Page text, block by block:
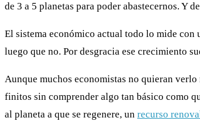
de 3 a 5 planetas para poder abastecernos. Y
El sistema económico actual todo lo mide con
luego que no. Por desgracia ese crecimiento
Aunque muchos economistas no quieran
finitos sin comprender algo tan básico como
al planeta a que se regenere, un recurso